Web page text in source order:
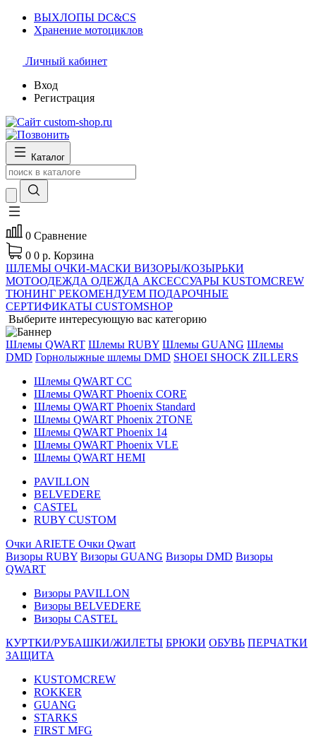
ВЫХЛОПЫ DC&CS
Хранение мотоциклов
Личный кабинет
Вход
Регистрация
Каталог
0 Сравнение
0 0 р. Корзина
ШЛЕМЫ ОЧКИ-МАСКИ ВИЗОРЫ/КОЗЫРЬКИ
МОТООДЕЖДА ОДЕЖДА АКСЕССУАРЫ KUSTOMCREW
ТЮНИНГ РЕКОМЕНДУЕМ ПОДАРОЧНЫЕ
СЕРТИФИКАТЫ CUSTOMSHOP
Выберите интересующую вас категорию
Шлемы QWART Шлемы RUBY Шлемы GUANG Шлемы
DMD Горнолыжные шлемы DMD SHOEI SHOCK ZILLERS
Шлемы QWART CC
Шлемы QWART Phoenix CORE
Шлемы QWART Phoenix Standard
Шлемы QWART Phoenix 2TONE
Шлемы QWART Phoenix 14
Шлемы QWART Phoenix VLE
Шлемы QWART HEMI
PAVILLON
BELVEDERE
CASTEL
RUBY CUSTOM
Очки ARIETE Очки Qwart
Визоры RUBY Визоры GUANG Визоры DMD Визоры
QWART
Визоры PAVILLON
Визоры BELVEDERE
Визоры CASTEL
КУРТКИ/РУБАШКИ/ЖИЛЕТЫ БРЮКИ ОБУВЬ ПЕРЧАТКИ
ЗАЩИТА
KUSTOMCREW
ROKKER
GUANG
STARKS
FIRST MFG